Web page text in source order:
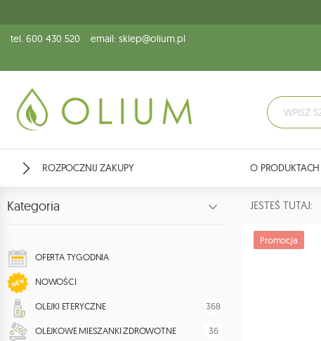
tel. 600 430 520 email: sklep@olium.pl
ROZPOCZNIJ ZAKUPY O PRODUKTACH
Kategoria
OFERTA TYGODNIA
NOWOŚCI
OLEJKI ETERYCZNE 368
OLEJKOWE MIESZANKI ZDROWOTNE 36
JESTEŚ TUTAJ:
Promocja